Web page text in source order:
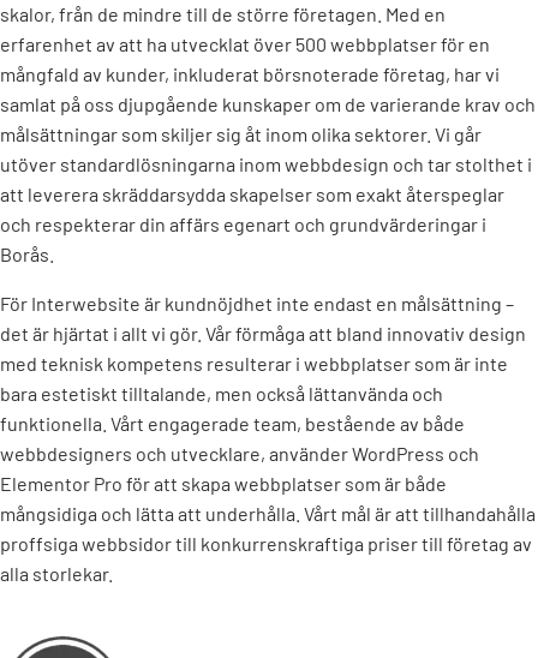
skalor, från de mindre till de större företagen. Med en
erfarenhet av att ha utvecklat över 500 webbplatser för en
mångfald av kunder, inkluderat börsnoterade företag, har vi
samlat på oss djupgående kunskaper om de varierande krav och
målsättningar som skiljer sig åt inom olika sektorer. Vi går
utöver standardlösningarna inom webbdesign och tar stolthet i
att leverera skräddarsydda skapelser som exakt återspeglar
och respekterar din affärs egenart och grundvärderingar i
Borås.
För Interwebsite är kundnöjdhet inte endast en målsättning –
det är hjärtat i allt vi gör. Vår förmåga att bland innovativ design
med teknisk kompetens resulterar i webbplatser som är inte
bara estetiskt tilltalande, men också lättanvända och
funktionella. Vårt engagerade team, bestående av både
webbdesigners och utvecklare, använder WordPress och
Elementor Pro för att skapa webbplatser som är både
mångsidiga och lätta att underhålla. Vårt mål är att tillhandahålla
proffsiga webbsidor till konkurrenskraftiga priser till företag av
alla storlekar.